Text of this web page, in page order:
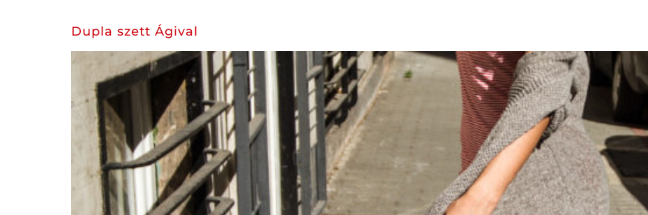
Dupla szett Ágival